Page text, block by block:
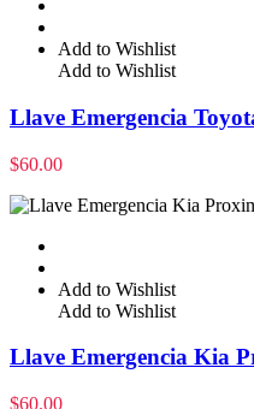
Add to Wishlist
Add to Wishlist
Llave Emergencia
$60.00
Add to Wishlist
Add to Wishlist
Llave Emergencia Kia
$60.00